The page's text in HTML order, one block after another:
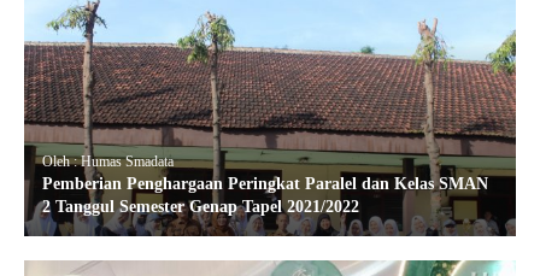
Oleh : Humas Smadata
Pemberian Penghargaan Peringkat Paralel dan Kelas SMAN
2 Tanggul Semester Genap Tapel 2021/2022